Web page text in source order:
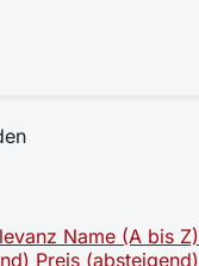
Name (A bis Z)
Preis (absteigend)